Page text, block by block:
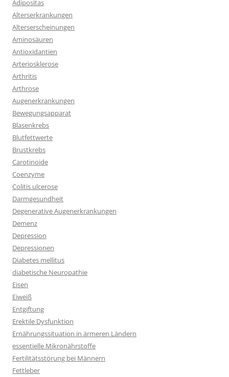
Adipositas
Alterserkrankungen
Alterserscheinungen
Aminosäuren
Antioxidantien
Arteriosklerose
Arthritis
Arthrose
Augenerkrankungen
Bewegungsapparat
Blasenkrebs
Blutfettwerte
Brustkrebs
Carotinoide
Coenzyme
Colitis ulcerose
Darmgesundheit
Degenerative Augenerkrankungen
Demenz
Depression
Depressionen
Diabetes mellitus
diabetische Neuropathie
Eisen
Eiweiß
Entgiftung
Erektile Dysfunktion
Ernährungssituation in ärmeren Ländern
essentielle Mikronährstoffe
Fertilitätsstörung bei Männern
Fettleber